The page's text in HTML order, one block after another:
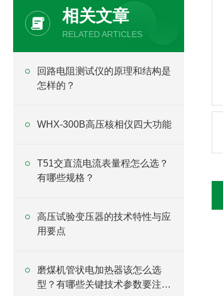
相关文章
RELATED ARTICLES
回路电阻测试仪的原理和结构是
怎样的？
WHX-300B高压核相仪四大功能
T51交直流电流表量程怎么选？
有哪些规格？
高压试验变压器的技术特性与应
用要点
磨煤机管状电加热器该怎么选
型？有哪些关键技术参数要注